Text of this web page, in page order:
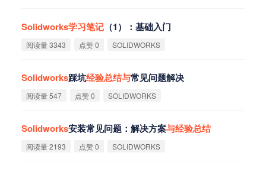
Solidworks学习笔记 （1）：基础入门
阅读量 3343 点赞 0 SOLIDWORKS
Solidworks踩坑经验总结与常见问题解决
阅读量 547 点赞 0 SOLIDWORKS
Solidworks安装常见问题：解决方案与经验总结
阅读量 2193 点赞 0 SOLIDWORKS